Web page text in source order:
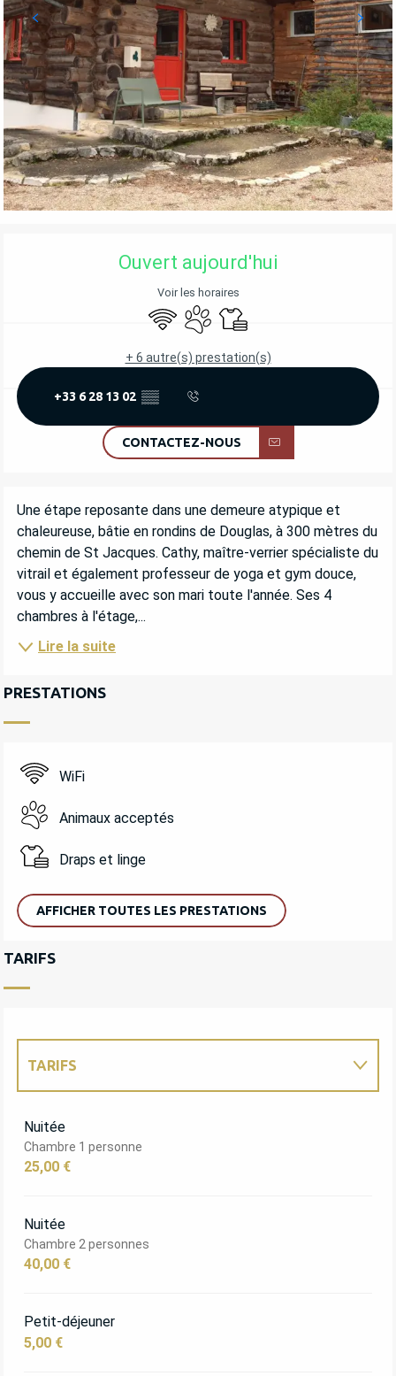
OUVERTURE ET COORDONNÉES
Ouvert aujourd'hui
Voir les horaires
WiFi Animaux acceptés
Draps et linge
+ 6 autre(s) prestation(s)
+33 6 28 13 02 ▒▒
CONTACTEZ-NOUS
DESCRIPTION
Une étape reposante dans une demeure atypique et
chaleureuse, bâtie en rondins de Douglas, à 300 mètres du
chemin de St Jacques. Cathy, maître-verrier spécialiste du
vitrail et également professeur de yoga et gym douce,
vous y accueille avec son mari toute l'année. Ses 4
chambres à l'étage,...
Lire la suite
PRESTATIONS
WiFi
Animaux acceptés
Draps et linge
AFFICHER TOUTES LES PRESTATIONS
TARIFS
TARIFS
Nuitée
Chambre 1 personne
25,00 €
Nuitée
Chambre 2 personnes
40,00 €
Petit-déjeuner
5,00 €